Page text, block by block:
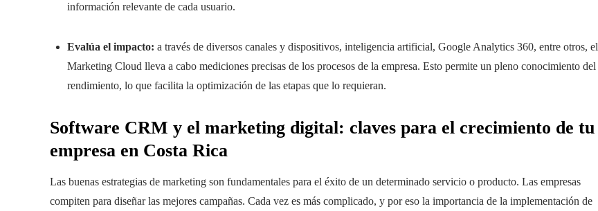
información relevante de cada usuario.
Evalúa el impacto: a través de diversos canales y dispositivos, inteligencia artificial, Google Analytics 360, entre otros, el
Marketing Cloud lleva a cabo mediciones precisas de los procesos de la empresa. Esto permite un pleno conocimiento del
rendimiento, lo que facilita la optimización de las etapas que lo requieran.
Software CRM y el marketing digital: claves para el crecimiento de tu
empresa en Costa Rica
Las buenas estrategias de marketing son fundamentales para el éxito de un determinado servicio o producto. Las empresas
compiten para diseñar las mejores campañas. Cada vez es más complicado, y por eso la importancia de la implementación de